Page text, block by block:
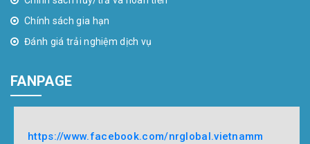
Chính sách gia hạn
Đánh giá trải nghiệm dịch vụ
FANPAGE
https://www.facebook.com/nrglobal.vietnamm